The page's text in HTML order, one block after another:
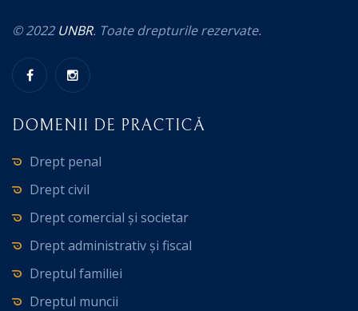
© 2022 UNBR. Toate drepturile rezervate.
DOMENII DE PRACTICĂ
Drept penal
Drept civil
Drept comercial și societar
Drept administrativ și fiscal
Dreptul familiei
Dreptul muncii